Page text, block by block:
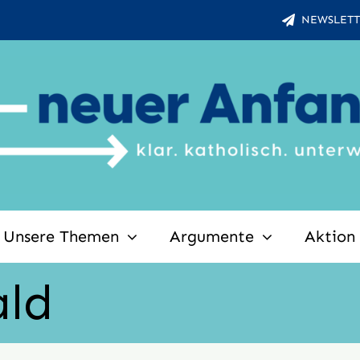
Unsere Themen Argumente Aktion